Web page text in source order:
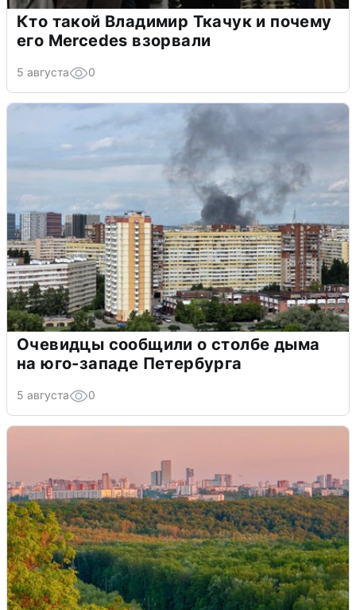
Кто такой Владимир Ткачук и почему
его Mercedes взорвали
5 августа 0
Очевидцы сообщили о столбе дыма
на юго-западе Петербурга
5 августа 0